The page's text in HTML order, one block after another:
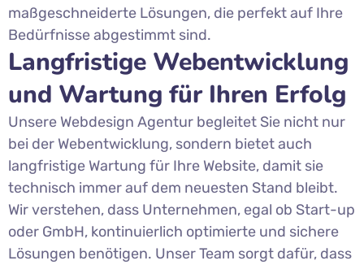
maßgeschneiderte Lösungen, die perfekt auf Ihre
Bedürfnisse abgestimmt sind.
Langfristige Webentwicklung
und Wartung für Ihren Erfolg
Unsere Webdesign Agentur begleitet Sie nicht nur
bei der Webentwicklung, sondern bietet auch
langfristige Wartung für Ihre Website, damit sie
technisch immer auf dem neuesten Stand bleibt.
Wir verstehen, dass Unternehmen, egal ob Start-up
oder GmbH, kontinuierlich optimierte und sichere
Lösungen benötigen. Unser Team sorgt dafür, dass